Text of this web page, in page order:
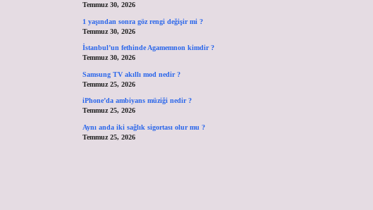
Temmuz 30, 2026
1 yaşından sonra göz rengi değişir mi ?
Temmuz 30, 2026
İstanbul’un fethinde Agamemnon kimdir ?
Temmuz 30, 2026
Samsung TV akıllı mod nedir ?
Temmuz 25, 2026
iPhone’da ambiyans müziği nedir ?
Temmuz 25, 2026
Aynı anda iki sağlık sigortası olur mu ?
Temmuz 25, 2026